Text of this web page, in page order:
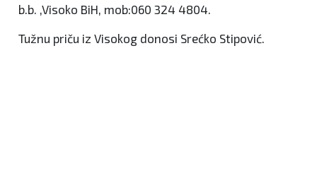
b.b. ,Visoko BiH, mob:060 324 4804.
Tužnu priču iz Visokog donosi Srećko Stipović.